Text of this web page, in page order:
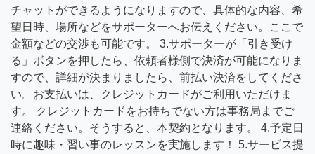
チャットができるようになりますので、具体的な内容、希
望日時、場所などをサポーターへお伝えください。ここで
金額などの交渉も可能です。 3.サポーターが「引き受け
る」ボタンを押したら、依頼者様側で決済が可能になりま
すので、詳細が決まりましたら、前払い決済をしてくださ
い。お支払いは、クレジットカードがご利用いただけま
す。 クレジットカードをお持ちでない方は事務局までご
連絡ください。そうすると、本契約となります。 4.予定日
時に趣味・習い事のレッスンを実施します！ 5.サービス提